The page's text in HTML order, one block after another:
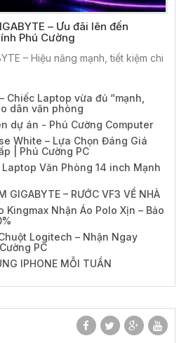
– Ưu đãi lên đến
Phú Cường
– Hiệu năng mạnh, tiết kiệm chi
Chiếc Laptop vừa đủ “mạnh,
dân văn phòng
dự án - Phú Cường Computer
White – Lựa Chọn Đáng Giá
| Phú Cường PC
Văn Phòng 14 inch Mạnh
GIGABYTE – RƯỚC VF3 VỀ NHÀ
Kingmax Nhận Áo Polo Xịn – Bảo
Logitech – Nhận Ngay
PC
IPHONE MỖI TUẦN